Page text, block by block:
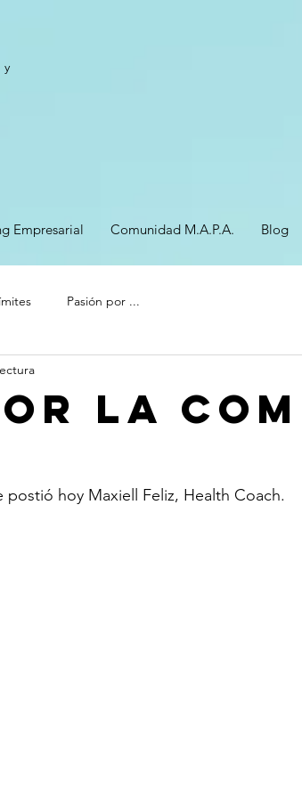
Empresarial Comunidad M.A.P.A. Blog
Pasión por ...
la
hoy Maxiell Feliz, Health Coach.